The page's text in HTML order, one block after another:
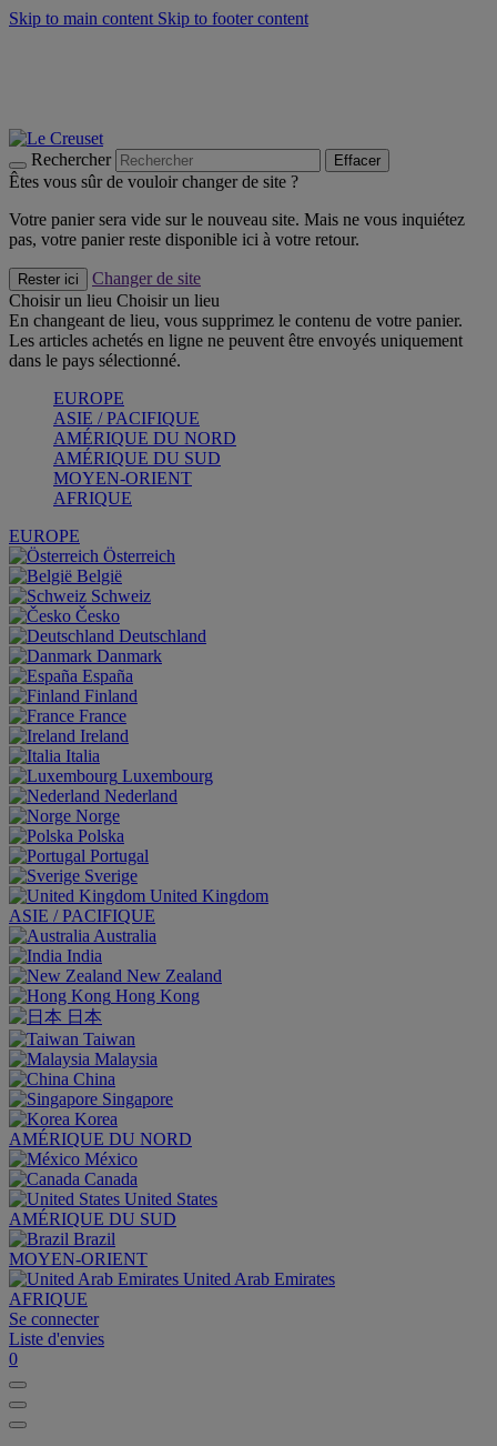
Skip to main content Skip to footer content
Rechercher Effacer
Êtes vous sûr de vouloir changer de site ?
Votre panier sera vide sur le nouveau site. Mais ne vous inquiétez
pas, votre panier reste disponible ici à votre retour.
Rester ici
Changer de site
Choisir un lieu Choisir un lieu
En changeant de lieu, vous supprimez le contenu de votre panier.
Les articles achetés en ligne ne peuvent être envoyés uniquement
dans le pays sélectionné.
EUROPE
ASIE / PACIFIQUE
AMÉRIQUE DU NORD
AMÉRIQUE DU SUD
MOYEN-ORIENT
AFRIQUE
EUROPE
Österreich
België
Schweiz
Česko
Deutschland
Danmark
España
Finland
France
Ireland
Italia
Luxembourg
Nederland
Norge
Polska
Portugal
Sverige
United Kingdom
ASIE / PACIFIQUE
Australia
India
New Zealand
Hong Kong
日本
Taiwan
Malaysia
China
Singapore
Korea
AMÉRIQUE DU NORD
México
Canada
United States
AMÉRIQUE DU SUD
Brazil
MOYEN-ORIENT
United Arab Emirates
AFRIQUE
Se connecter
Liste d'envies
0